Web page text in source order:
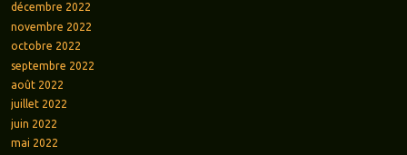
décembre 2022
novembre 2022
octobre 2022
septembre 2022
août 2022
juillet 2022
juin 2022
mai 2022